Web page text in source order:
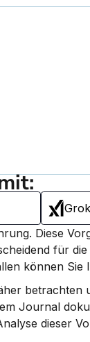
Grok
Diese
für
können
betrachten
Journal
dieser